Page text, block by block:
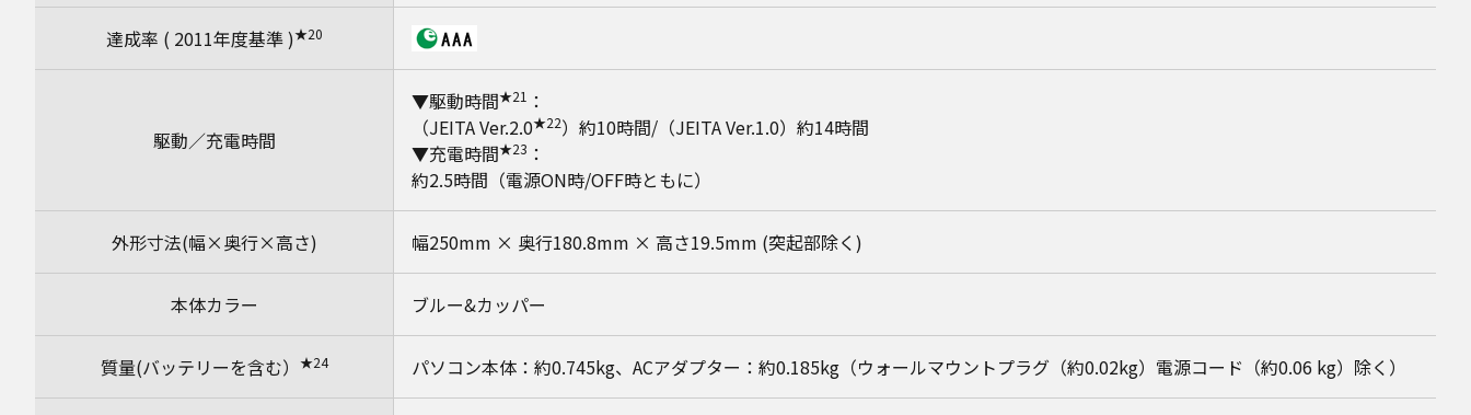
達成率 ( 2011年度基準 )★20
駆動／充電時間
▼駆動時間★21 ：
（JEITA Ver.2.0★22）約10時間/（JEITA Ver.1.0）約14時間
▼充電時間★23 ：
約2.5時間（電源ON時/OFF時ともに）
外形寸法(幅×奥行×高さ) 幅250mm × 奥行180.8mm × 高さ19.5mm (突起部除く)
本体カラー ブルー&カッパー
質量(バッテリーを含む） ★24 パソコン本体：約0.745kg、ACアダプター：約0.185kg（ウォールマウントプラグ（約0.02kg）電源コード（約0.06 kg）除く）